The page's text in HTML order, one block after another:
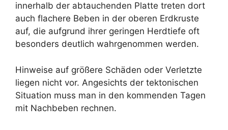
innerhalb der abtauchenden Platte treten dort
auch flachere Beben in der oberen Erdkruste
auf, die aufgrund ihrer geringen Herdtiefe oft
besonders deutlich wahrgenommen werden.
Hinweise auf größere Schäden oder Verletzte
liegen nicht vor. Angesichts der tektonischen
Situation muss man in den kommenden Tagen
mit Nachbeben rechnen.